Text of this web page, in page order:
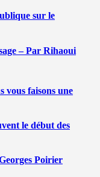
sur le
– Par Rihaoui
vous faisons une
le début des
Poirier